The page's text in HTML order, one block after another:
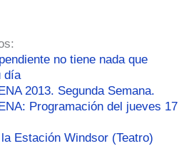
no tiene nada que
día
2013. Segunda Semana.
Programación del jueves 17
Estación Windsor (Teatro)